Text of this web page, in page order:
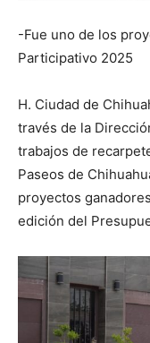
-Fue uno de los
Participativo 2025
H. Ciudad de
través de la
trabajos de
Paseos de
proyectos
edición del